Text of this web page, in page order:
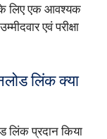
के लिए एक आवश्यक
एवं परीक्षा
लिंक क्या
प्रदान किया